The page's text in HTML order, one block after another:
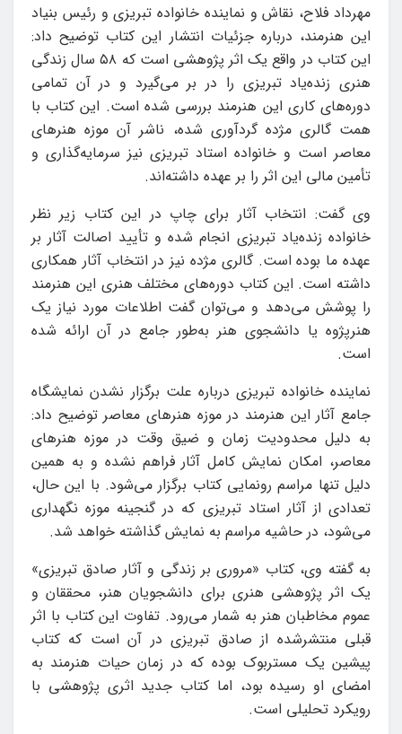
مهرداد فلاح، نقاش و نماینده خانواده تبریزی و رئیس بنیاد
این هنرمند، درباره جزئیات انتشار این کتاب توضیح داد:
این کتاب در واقع یک اثر پژوهشی است که ۵۸ سال زندگی
هنری زنده‌یاد تبریزی را در بر می‌گیرد و در آن تمامی
دوره‌های کاری این هنرمند بررسی شده است. این کتاب با
همت گالری مژده گردآوری شده، ناشر آن موزه هنرهای
معاصر است و خانواده استاد تبریزی نیز سرمایه‌گذاری و
تأمین مالی این اثر را بر عهده داشته‌اند.
وی گفت: انتخاب آثار برای چاپ در این کتاب زیر نظر
خانواده زنده‌یاد تبریزی انجام شده و تأیید اصالت آثار بر
عهده ما بوده است. گالری مژده نیز در انتخاب آثار همکاری
داشته است. این کتاب دوره‌های مختلف هنری این هنرمند
را پوشش می‌دهد و می‌توان گفت اطلاعات مورد نیاز یک
هنرپژوه یا دانشجوی هنر به‌طور جامع در آن ارائه شده
است.
نماینده خانواده تبریزی درباره علت برگزار نشدن نمایشگاه
جامع آثار این هنرمند در موزه هنرهای معاصر توضیح داد:
به دلیل محدودیت زمان و ضیق وقت در موزه هنرهای
معاصر، امکان نمایش کامل آثار فراهم نشده و به همین
دلیل تنها مراسم رونمایی کتاب برگزار می‌شود. با این حال،
تعدادی از آثار استاد تبریزی که در گنجینه موزه نگهداری
می‌شود، در حاشیه مراسم به نمایش گذاشته خواهد شد.
به گفته وی، کتاب «مروری بر زندگی و آثار صادق تبریزی»
یک اثر پژوهشی هنری برای دانشجویان هنر، محققان و
عموم مخاطبان هنر به شمار می‌رود. تفاوت این کتاب با اثر
قبلی منتشرشده از صادق تبریزی در آن است که کتاب
پیشین یک مستربوک بوده که در زمان حیات هنرمند به
امضای او رسیده بود، اما کتاب جدید اثری پژوهشی با
رویکرد تحلیلی است.